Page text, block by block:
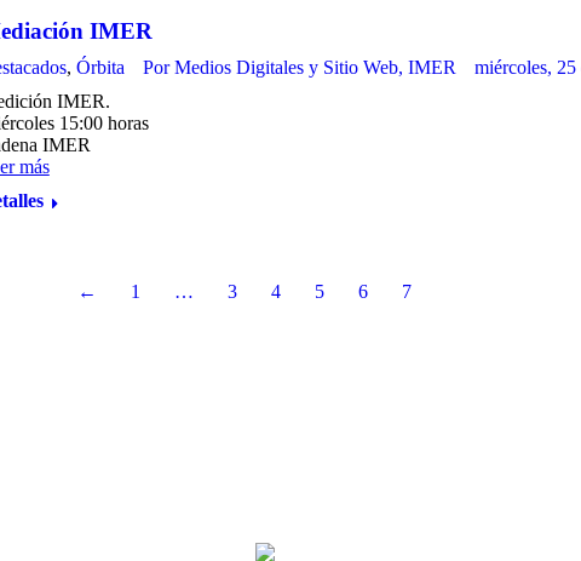
IMER
, Órbita PorMedios Digitales y Sitio Web, IMER
miércoles, 25
IMER.
15:00 horas
IMER
más
← 1 … 3 4 5 6 7